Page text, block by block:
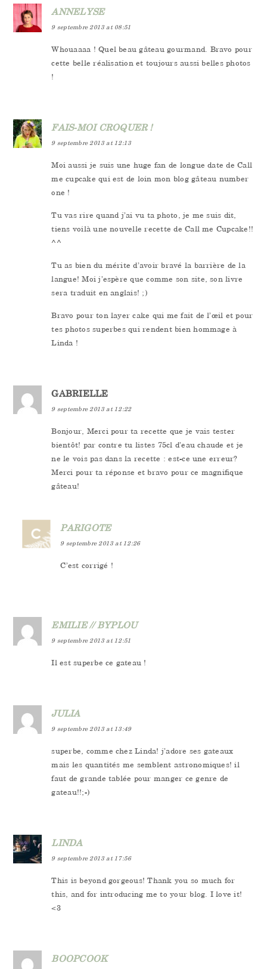
ANNELYSE
9 septembre 2013 at 08:51
Whouaaaa ! Quel beau gâteau gourmand. Bravo pour
cette belle réalisation et toujours aussi belles photos
!
FAIS-MOI CROQUER !
9 septembre 2013 at 12:13
Moi aussi je suis une huge fan de longue date de Call
me cupcake qui est de loin mon blog gâteau number
one !
Tu vas rire quand j’ai vu ta photo, je me suis dit,
tiens voilà une nouvelle recette de Call me Cupcake!!
^^
Tu as bien du mérite d’avoir bravé la barrière de la
langue! Moi j’espère que comme son site, son livre
sera traduit en anglais! ;)
Bravo pour ton layer cake qui me fait de l’œil et pour
tes photos superbes qui rendent bien hommage à
Linda !
GABRIELLE
9 septembre 2013 at 12:22
Bonjour, Merci pour ta recette que je vais tester
bientôt! par contre tu listes 75cl d’eau chaude et je
ne le vois pas dans la recette : est-ce une erreur?
Merci pour ta réponse et bravo pour ce magnifique
gâteau!
PARIGOTE
9 septembre 2013 at 12:26
C’est corrigé !
EMILIE // BYPLOU
9 septembre 2013 at 12:51
Il est superbe ce gateau !
JULIA
9 septembre 2013 at 13:49
superbe, comme chez Linda! j’adore ses gateaux
mais les quantités me semblent astronomiques! il
faut de grande tablée pour manger ce genre de
gateau!!;-)
LINDA
9 septembre 2013 at 17:56
This is beyond gorgeous! Thank you so much for
this, and for introducing me to your blog. I love it!
<3
BOOPCOOK